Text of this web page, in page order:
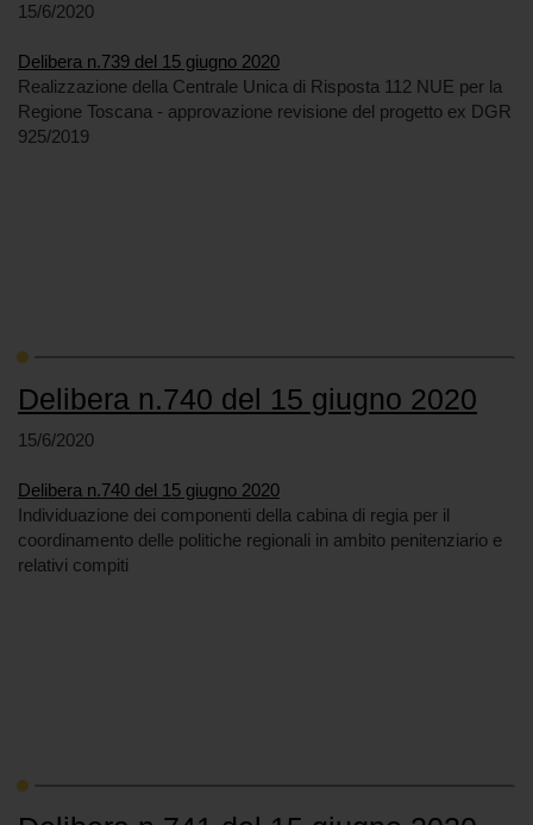
15/6/2020
Delibera n.739 del 15 giugno 2020
Realizzazione della Centrale Unica di Risposta 112 NUE per la
Regione Toscana - approvazione revisione del progetto ex DGR
925/2019
Delibera n.740 del 15 giugno 2020
15/6/2020
Delibera n.740 del 15 giugno 2020
Individuazione dei componenti della cabina di regia per il
coordinamento delle politiche regionali in ambito penitenziario e
relativi compiti